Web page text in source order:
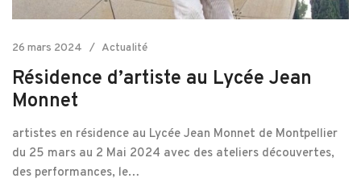
26 mars 2024 Actualité
Résidence d’artiste au Lycée Jean
Monnet
artistes en résidence au Lycée Jean Monnet de Montpellier
du 25 mars au 2 Mai 2024 avec des ateliers découvertes,
des performances, le…